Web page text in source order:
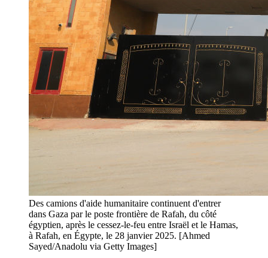
Des camions d'aide humanitaire continuent d'entrer
dans Gaza par le poste frontière de Rafah, du côté
égyptien, après le cessez-le-feu entre Israël et le Hamas,
à Rafah, en Égypte, le 28 janvier 2025. [Ahmed
Sayed/Anadolu via Getty Images]